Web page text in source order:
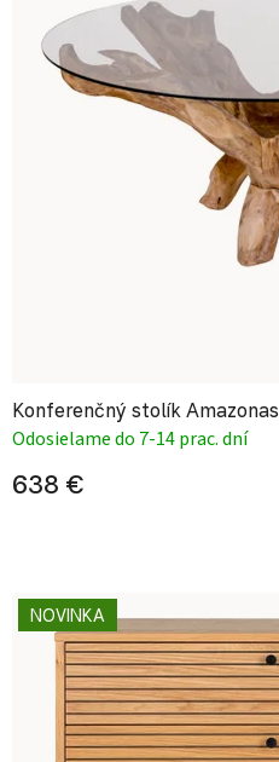
Konferenčný stolík Amazonas
Odosielame do 7-14 prac. dní
638 €
NOVINKA